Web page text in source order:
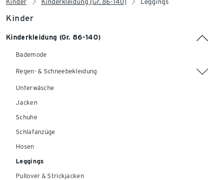
Kinder
Kinderkleidung (Gr. 86-140)
Bademode
Regen- & Schneebekleidung
Unterwäsche
Jacken
Schuhe
Schlafanzüge
Hosen
Leggings
Pullover & Strickjacken